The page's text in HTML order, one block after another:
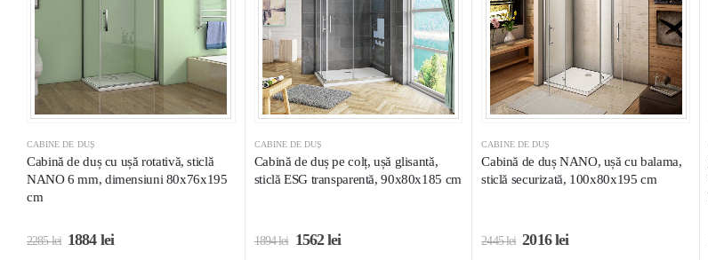
CABINE DE DUȘ
Cabină de duș cu ușă rotativă, sticlă
NANO 6 mm, dimensiuni 80x76x195
cm
2285lei 1884 lei
CABINE DE DUȘ
Cabină de duș pe colț, ușă glisantă,
sticlă ESG transparentă, 90x80x185 cm
1894lei 1562lei
CABINE DE DUȘ
Cabină de duș NANO, ușă cu balama,
sticlă securizată, 100x80x195 cm
2445lei 2016lei